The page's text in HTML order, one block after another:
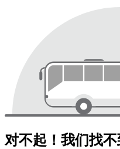
对不起！我们找不